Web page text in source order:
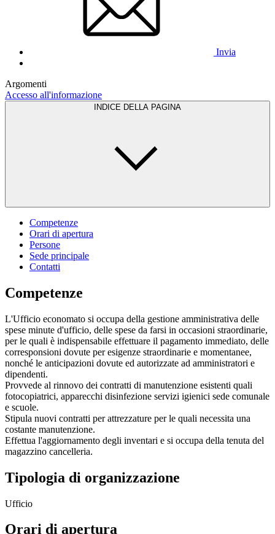
Invia
Argomenti
Accesso all'informazione
INDICE DELLA PAGINA
Competenze
Orari di apertura
Persone
Sede principale
Contatti
Competenze
L'Ufficio economato si occupa della gestione amministrativa delle
spese minute d'ufficio, delle spese da farsi in occasioni straordinarie,
per le quali è indispensabile effettuare il pagamento immediato, delle
corresponsioni dovute per esigenze straordinarie e momentanee,
nonché le anticipazioni dovute ed autorizzate ad amministratori e
dipendenti.
Provvede al rinnovo dei contratti di manutenzione esistenti quali
fotocopiatrici, apparecchi disinfezione servizi igienici sede comunale
e scuole.
Stipula nuovi contratti per attrezzature per le quali necessita una
costante manutenzione.
Effettua l'aggiornamento degli inventari e si occupa della tenuta del
magazzino cancelleria.
Tipologia di organizzazione
Ufficio
Orari di apertura